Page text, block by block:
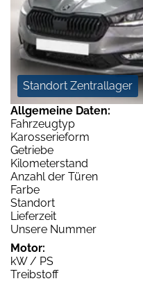
Standort Zentrallager
Allgemeine Daten:
Fahrzeugtyp
Karosserieform
Getriebe
Kilometerstand
Anzahl der Türen
Farbe
Standort
Lieferzeit
Unsere Nummer
Motor:
kW / PS
Treibstoff